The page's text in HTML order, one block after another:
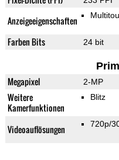
Anzeigeeigenschaften
Farben Bits 24 bit
Megapixel 2-MP
Weitere
Kamerfunktionen
Blitz
Videoauflösungen 720p/